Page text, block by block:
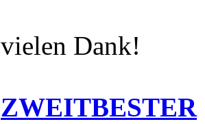
vielen Dank!
ZWEITBESTER